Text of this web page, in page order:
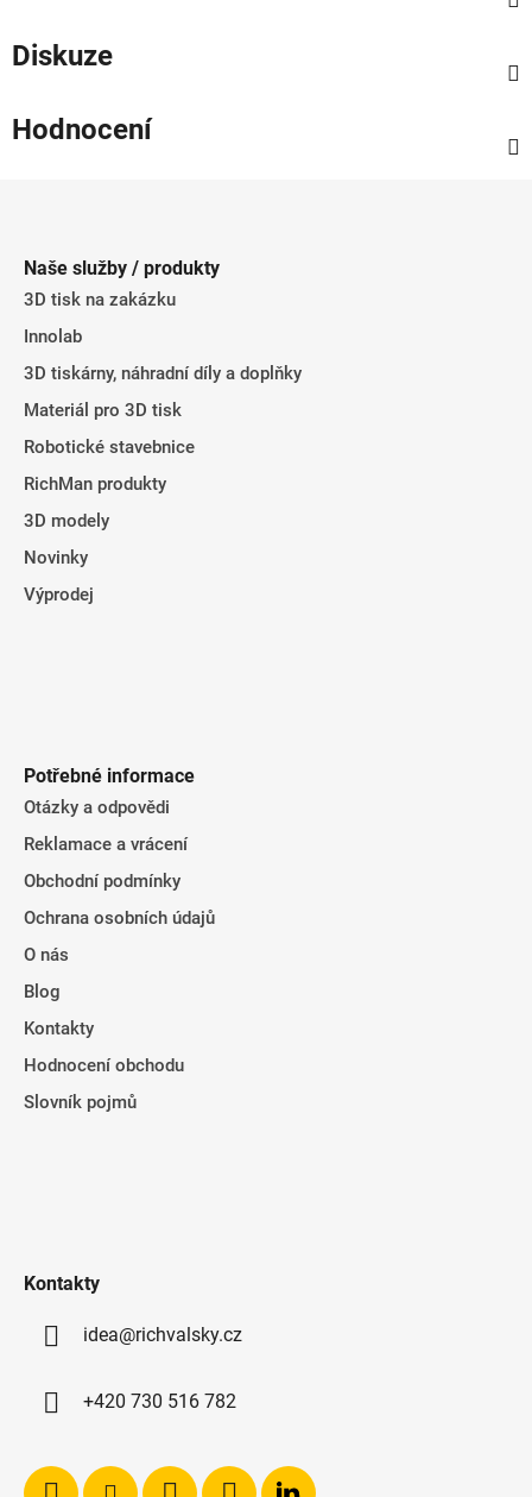
Diskuze
Hodnocení
Naše služby / produkty
3D tisk na zakázku
Innolab
3D tiskárny, náhradní díly a doplňky
Materiál pro 3D tisk
Robotické stavebnice
RichMan produkty
3D modely
Novinky
Výprodej
Potřebné informace
Otázky a odpovědi
Reklamace a vrácení
Obchodní podmínky
Ochrana osobních údajů
O nás
Blog
Kontakty
Hodnocení obchodu
Slovník pojmů
Kontakty
idea@richvalsky.cz
+420 730 516 782